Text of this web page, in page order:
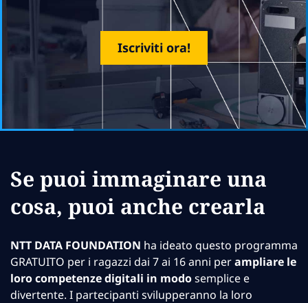
Iscriviti ora!
Se puoi immaginare una
cosa, puoi anche crearla
NTT DATA FOUNDATION ha ideato questo programma
GRATUITO per i ragazzi dai 7 ai 16 anni perampliare le
loro competenze digitali in modosemplice e
divertente. I partecipanti svilupperanno la loro